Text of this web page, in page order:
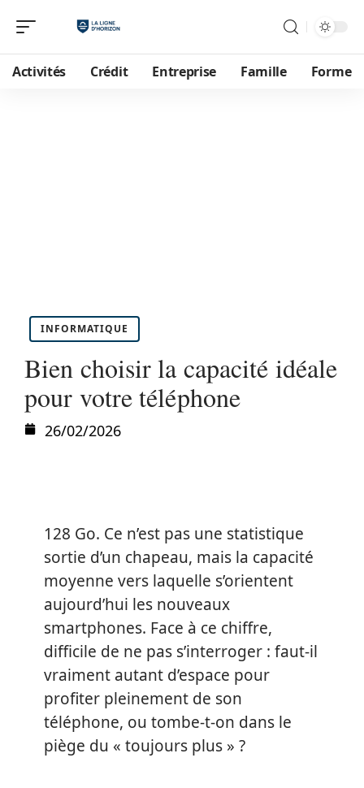
Activités Crédit Entreprise Famille Forme
INFORMATIQUE
Bien choisir la capacité idéale
pour votre téléphone
26/02/2026
128 Go. Ce n’est pas une statistique
sortie d’un chapeau, mais la capacité
moyenne vers laquelle s’orientent
aujourd’hui les nouveaux
smartphones. Face à ce chiffre,
difficile de ne pas s’interroger : faut-il
vraiment autant d’espace pour
profiter pleinement de son
téléphone, ou tombe-t-on dans le
piège du « toujours plus » ?